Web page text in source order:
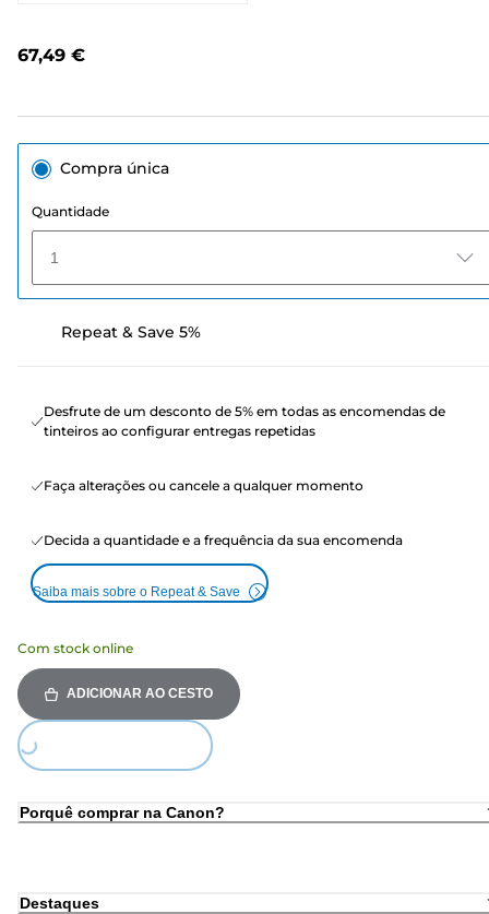
67,49 €
Compra única
Quantidade
1
Repeat & Save 5%
Desfrute de um desconto de 5% em todas as encomendas de
tinteiros ao configurar entregas repetidas
Faça alterações ou cancele a qualquer momento
Decida a quantidade e a frequência da sua encomenda
Saiba mais sobre o Repeat & Save
Com stock online
ADICIONAR AO CESTO
Porquê comprar na Canon?
Destaques